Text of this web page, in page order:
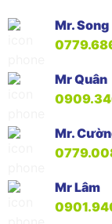
Mr. Song
Mr Quân
Mr.
Mr Lâm